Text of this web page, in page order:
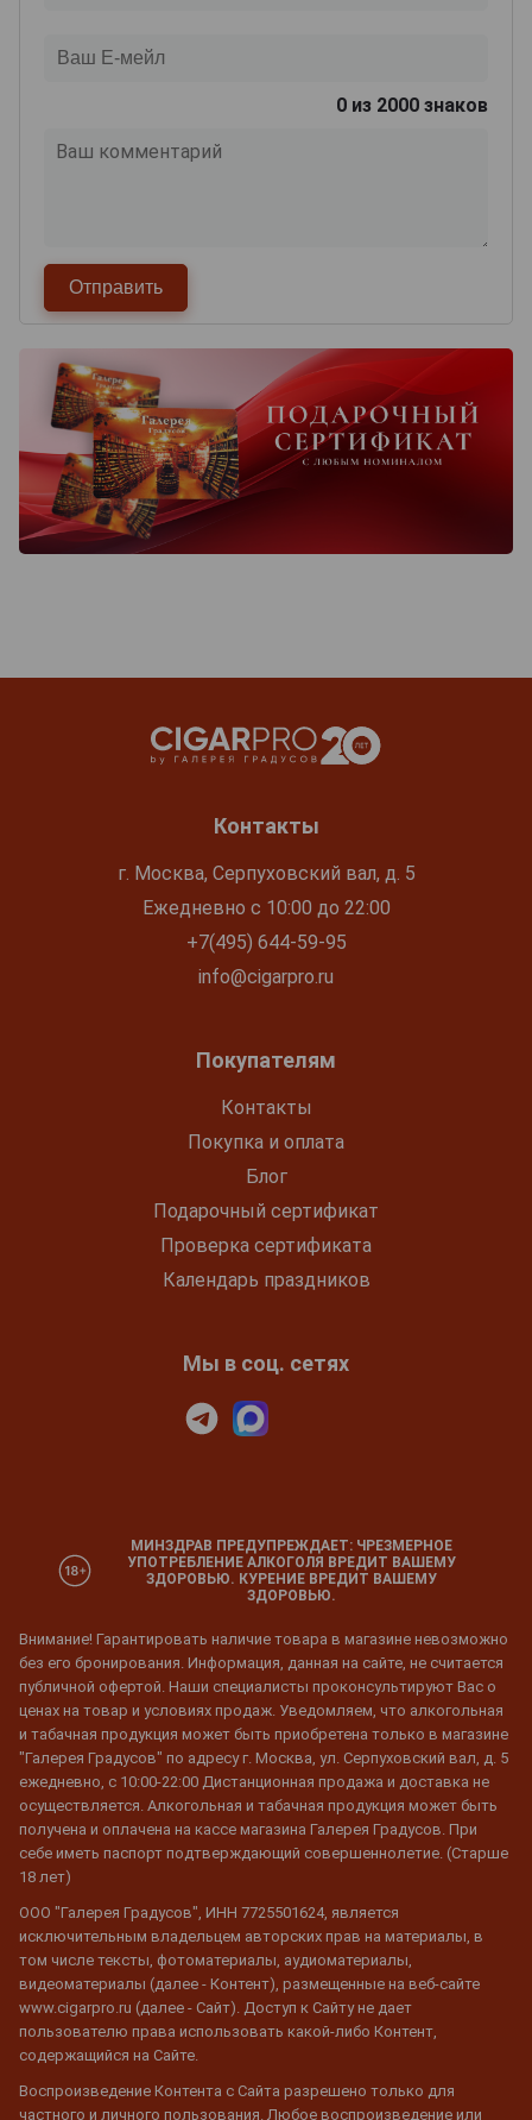
0 из 2000 знаков
Контакты
г. Москва, Серпуховский вал, д. 5
Ежедневно с 10:00 до 22:00
+7(495) 644-59-95
info@cigarpro.ru
Покупателям
Контакты
Покупка и оплата
Блог
Подарочный сертификат
Проверка сертификата
Календарь праздников
Мы в соц. сетях
МИНЗДРАВ ПРЕДУПРЕЖДАЕТ: ЧРЕЗМЕРНОЕ
УПОТРЕБЛЕНИЕ АЛКОГОЛЯ ВРЕДИТ ВАШЕМУ
ЗДОРОВЬЮ. КУРЕНИЕ ВРЕДИТ ВАШЕМУ
ЗДОРОВЬЮ.
Внимание! Гарантировать наличие товара в магазине невозможно
без его бронирования. Информация, данная на сайте, не считается
публичной офертой. Наши специалисты проконсультируют Вас о
ценах на товар и условиях продаж. Уведомляем, что алкогольная
и табачная продукция может быть приобретена только в магазине
"Галерея Градусов" по адресу г. Москва, ул. Серпуховский вал, д. 5
ежедневно, с 10:00-22:00 Дистанционная продажа и доставка не
осуществляется. Алкогольная и табачная продукция может быть
получена и оплачена на кассе магазина Галерея Градусов. При
себе иметь паспорт подтверждающий совершеннолетие. (Старше
18 лет)
ООО "Галерея Градусов", ИНН 7725501624, является
исключительным владельцем авторских прав на материалы, в
том числе тексты, фотоматериалы, аудиоматериалы,
видеоматериалы (далее - Контент), размещенные на веб-сайте
www.cigarpro.ru (далее - Сайт). Доступ к Сайту не дает
пользователю права использовать какой-либо Контент,
содержащийся на Сайте.
Воспроизведение Контента с Сайта разрешено только для
частного и личного пользования. Любое воспроизведение или